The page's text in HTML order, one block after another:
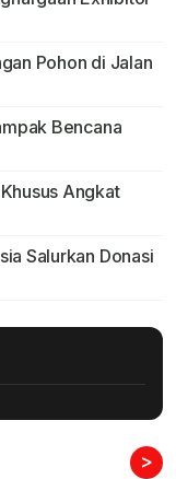
Pohon di Jalan
Bencana
Angkat
Salurkan Donasi
>